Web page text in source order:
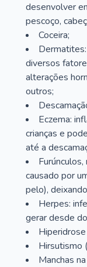
desenvolver
pescoço,
Coceira;
diversos
alterações
outros;
Eczema:
crianças e
até a
causado por
pelo),
Herpes:
gerar desde
Hirsutismo
Manchas